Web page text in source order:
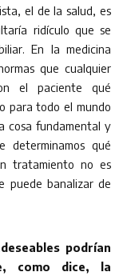
el de la salud, es
ridículo que se
En la medicina
que cualquier
el paciente qué
para todo el mundo
cosa fundamental y
determinamos qué
tratamiento no es
puede banalizar de
podrían
como dice, la